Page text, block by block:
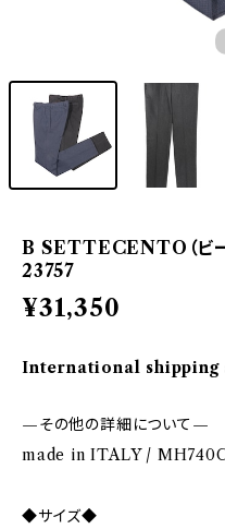
B SETTECENTO（ビー
23757
¥31,350
International shipping
—その他の詳細について—
made in ITALY /
◆サイズ◆